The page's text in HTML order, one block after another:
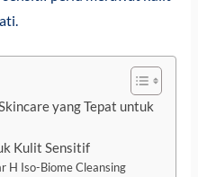
yang Tepat untuk
Kulit Sensitif
H Iso-Biome Cleansing